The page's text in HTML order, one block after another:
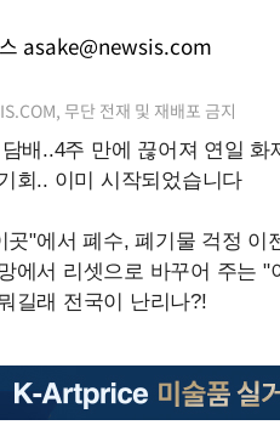
asake@newsis.com
무단 전재 및 재배포 금지